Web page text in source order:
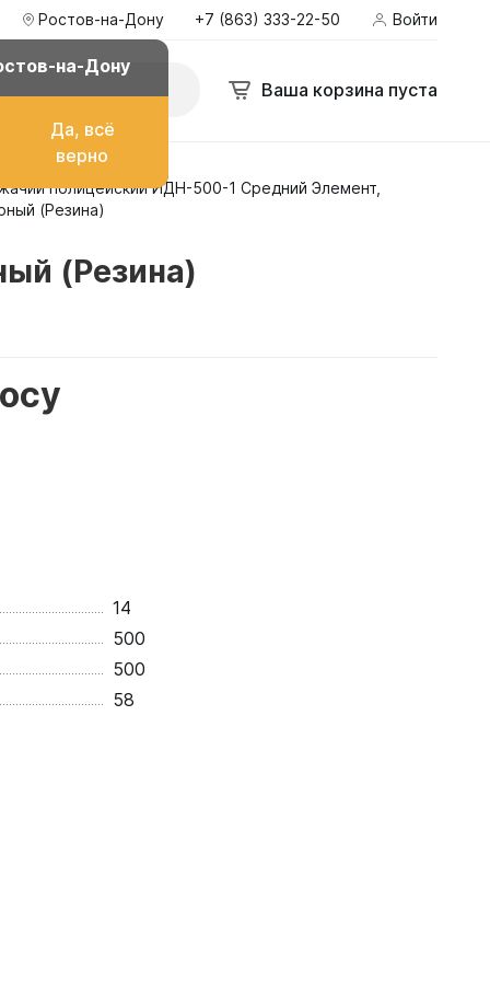
Ростов-на-Дону
на-Дону
Да, всё
верно
+7 (863) 333-22-50 Войти
Ваша корзина пуста
топливаполицейский ИДН-500-1 Средний Элемент,
(Резина)
(Резина)
14
500
500
58